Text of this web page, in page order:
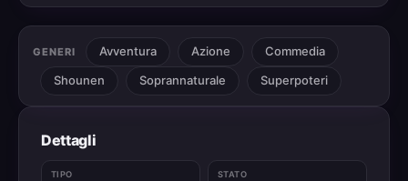
GENERI Avventura Azione
Commedia
Shounen
Soprannaturale Superpoteri
Dettagli
TIPO STATO